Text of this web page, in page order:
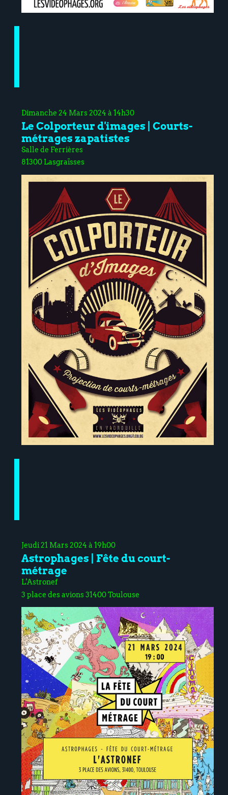
Dimanche 24 Mars 2024 à 14h30
Le Colporteur d'images | Courts-
métrages zapatistes
Salle de Ferrières
81300 Lasgraïsses
Jeudi 21 Mars 2024 à 19h00
Astrophages | Fête du court-
métrage
L'Astronef
3 place des avions 31400 Toulouse